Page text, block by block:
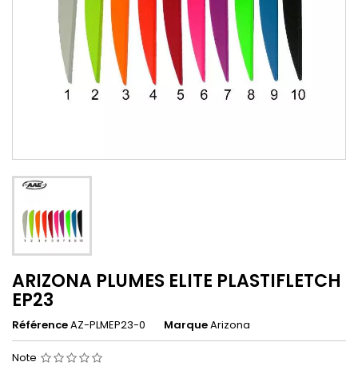
ARIZONA PLUMES ELITE PLASTIFLETCH
EP23
RéférenceAZ-PLMEP23-0 MarqueArizona
Note